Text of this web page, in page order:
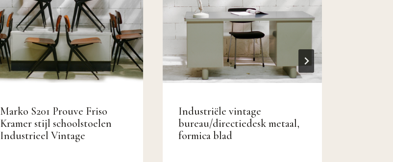
Marko S201 Prouve Friso
Kramer stijl schoolstoelen
Industrieel Vintage
Industriële vintage
bureau/directiedesk metaal,
formica blad